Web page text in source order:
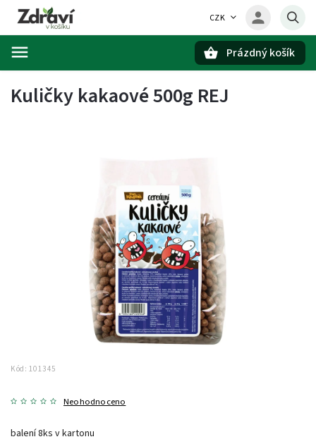
CZK
Prázdný košík
Kuličky kakaové 500g REJ
Kód: 101345
Neohodnoceno
balení 8ks v kartonu